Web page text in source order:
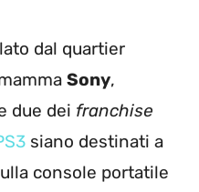
dal quartier
Sony,
due dei franchise
siano destinati a
console portatile